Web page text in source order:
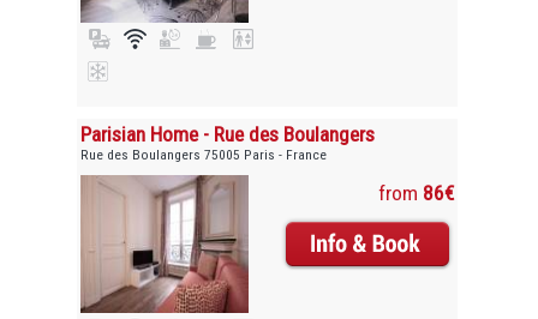
Parisian Home - Rue des Boulangers
Rue des Boulangers 75005 Paris - France
from 86€